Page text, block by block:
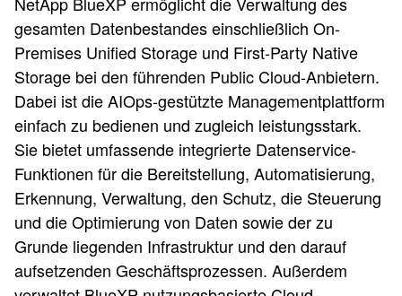
gesamten Datenbestandes einschließlich On-
Premises Unified Storage und First-Party Native
Storage bei den führenden Public Cloud-Anbietern.
Dabei ist die AIOps-gestützte Managementplattform
einfach zu bedienen und zugleich leistungsstark.
Sie bietet umfassende integrierte Datenservice-
Funktionen für die Bereitstellung, Automatisierung,
Erkennung, Verwaltung, den Schutz, die Steuerung
und die Optimierung von Daten sowie der zu
Grunde liegenden Infrastruktur und den darauf
aufsetzenden Geschäftsprozessen. Außerdem